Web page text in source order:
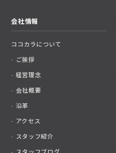
会社情報
ココカラについて
ご挨拶
経営理念
会社概要
沿革
アクセス
スタッフ紹介
スタッフブログ